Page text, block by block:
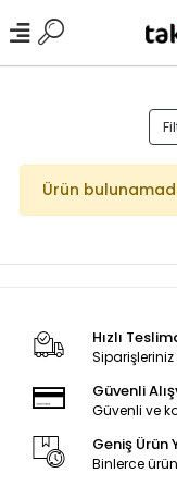
Ürün
Hızlı
Siparişleriniz
Güvenli
Güvenli ve
Geniş Ürün
Binlerce